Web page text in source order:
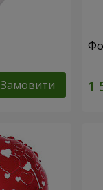
Замовити